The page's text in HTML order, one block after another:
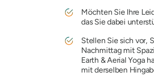
Möchten Sie Ihre
das Sie dabei
Stellen Sie sich vor,
Nachmittag mit
Earth & Aerial Yoga
mit derselben